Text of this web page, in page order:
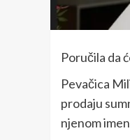
Poručila da
Pevačica
prodaju
njenom